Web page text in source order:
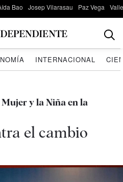
Bao Josep Vilarasau Paz Vega
INTERNACIONAL
y la Niña en la
el cambio